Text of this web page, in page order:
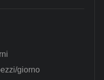
giorno